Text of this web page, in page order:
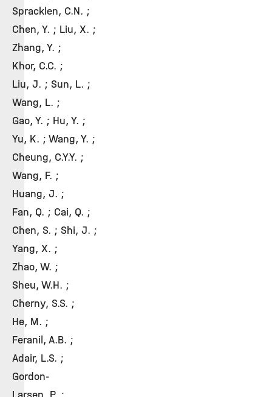
Spracklen, C.N. ;
Chen, Y. ; Liu, X. ;
Zhang, Y. ;
Khor, C.C. ;
Liu, J. ; Sun, L. ;
Wang, L. ;
Gao, Y. ; Hu, Y. ;
Yu, K. ; Wang, Y. ;
Cheung, C.Y.Y. ;
Wang, F. ;
Huang, J. ;
Fan, Q. ; Cai, Q. ;
Chen, S. ; Shi, J. ;
Yang, X. ;
Zhao, W. ;
Sheu, W.H. ;
Cherny, S.S. ;
He, M. ;
Feranil, A.B. ;
Adair, L.S. ;
Gordon-